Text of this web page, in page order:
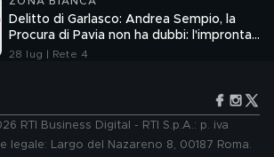
Delitto di Garlasco: Andrea Sempio, la
Procura di Pavia non ha dubbi: l'impronta
33 è la pistola fumante
28 lug | Rete 4
RTI Business Digital - RTI S.p.A.: p. iva
legale: Largo del Nazareno 8, 00187 Roma.